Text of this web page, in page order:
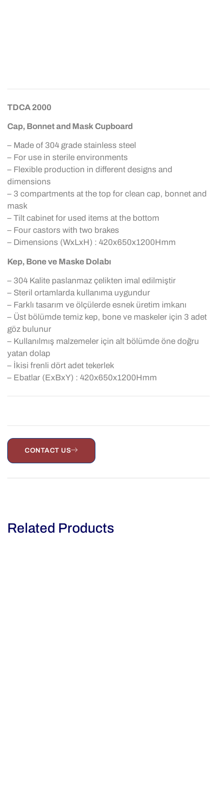
TDCA 2000
Cap, Bonnet and Mask Cupboard
– Made of 304 grade stainless steel
– For use in sterile environments
– Flexible production in different designs and
dimensions
– 3 compartments at the top for clean cap, bonnet and
mask
– Tilt cabinet for used items at the bottom
– Four castors with two brakes
– Dimensions (WxLxH) : 420x650x1200Hmm
Kep, Bone ve Maske Dolabı
– 304 Kalite paslanmaz çelikten imal edilmiştir
– Steril ortamlarda kullanıma uygundur
– Farklı tasarım ve ölçülerde esnek üretim imkanı
– Üst bölümde temiz kep, bone ve maskeler için 3 adet
göz bulunur
– Kullanılmış malzemeler için alt bölümde öne doğru
yatan dolap
– İkisi frenli dört adet tekerlek
– Ebatlar (ExBxY) : 420x650x1200Hmm
CONTACT US
Related Products